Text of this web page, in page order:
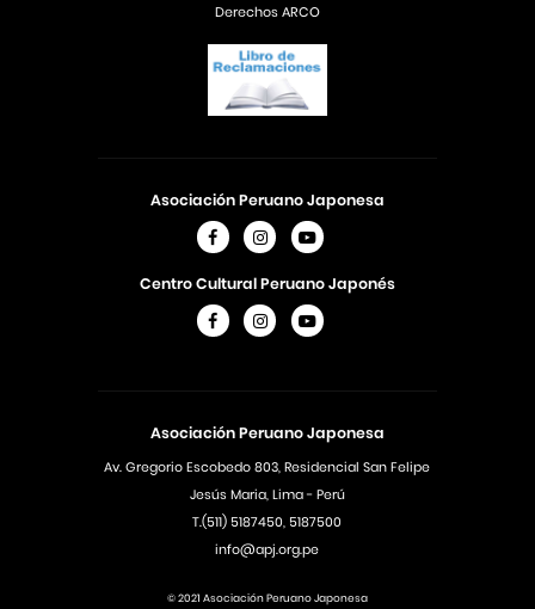
Asociación Peruano Japonesa
Av. Gregorio Escobedo 803, Residencial San Felipe
Jesús Maria, Lima - Perú
T.(511) 5187450, 5187500
info@apj.org.pe
Asociación Peruano Japonesa
Centro Cultural Peruano Japonés
Derechos ARCO
© 2021 Asociación Peruano Japonesa